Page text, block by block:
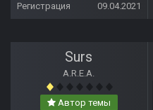
Регистрация
09.04.2021
Surs
A.R.E.A.
Автор темы